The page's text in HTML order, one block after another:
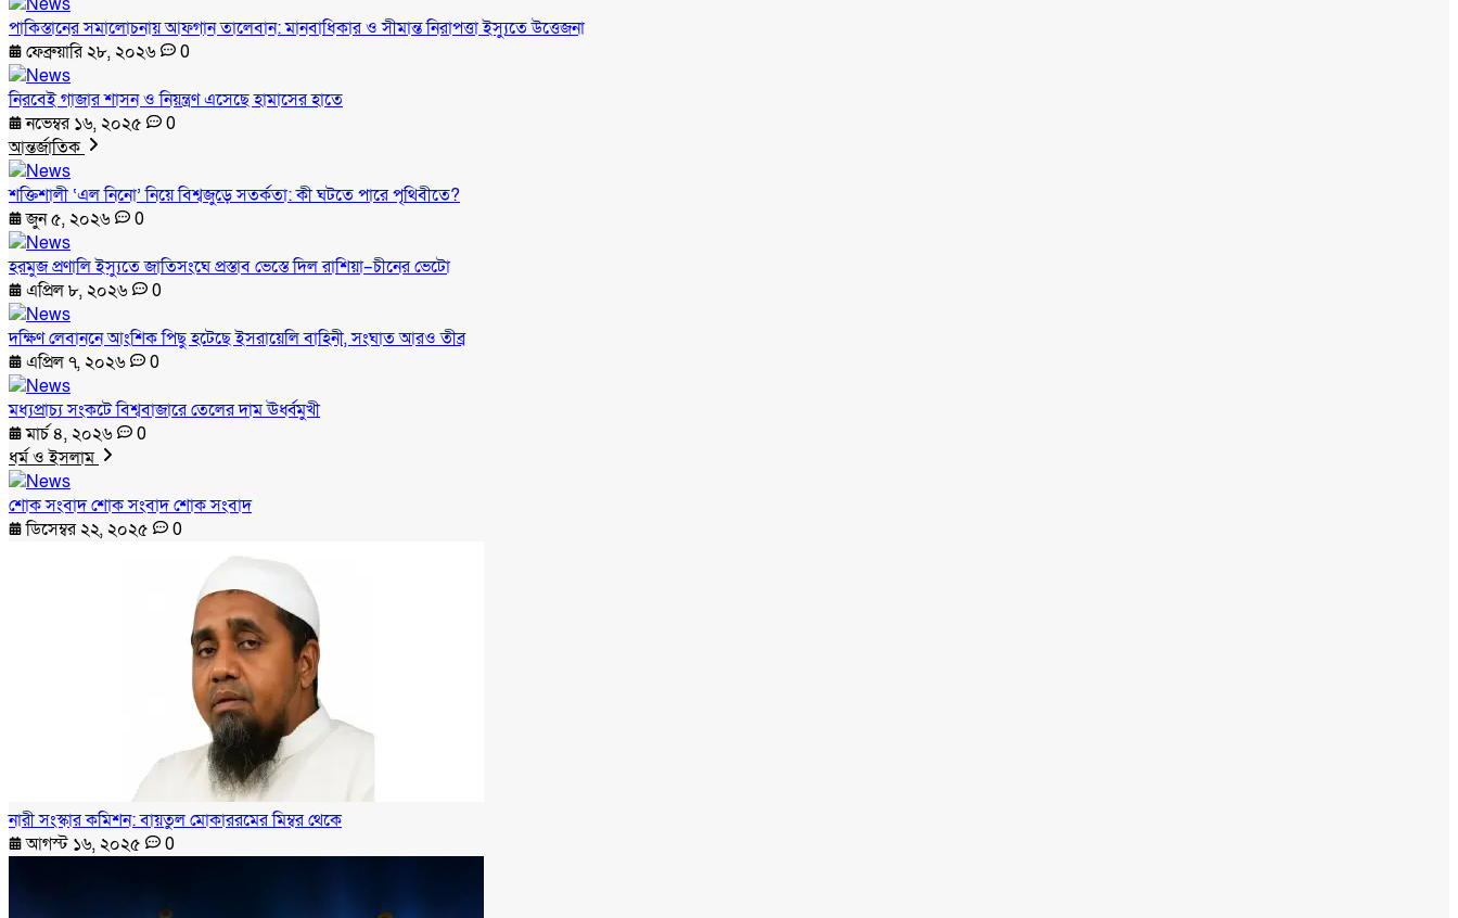
পাকিস্তানের সমালোচনায় আফগান তালেবান: মানবাধিকার ও সীমান্ত নিরাপত্তা ইস্যুতে উত্তেজনা
ফেব্রুয়ারি ২৮, ২০২৬
0
নিরবেই গাজার শাসন ও নিয়ন্ত্রণ এসেছে হামাসের হাতে
নভেম্বর ১৬, ২০২৫
0
আন্তর্জাতিক
শক্তিশালী ‘এল নিনো’ নিয়ে বিশ্বজুড়ে সতর্কতা: কী ঘটতে পারে পৃথিবীতে?
জুন ৫, ২০২৬
0
হরমুজ প্রণালি ইস্যুতে জাতিসংঘে প্রস্তাব ভেস্তে দিল রাশিয়া–চীনের ভেটো
এপ্রিল ৮, ২০২৬
0
দক্ষিণ লেবাননে আংশিক পিছু হটেছে ইসরায়েলি বাহিনী, সংঘাত আরও তীব্র
এপ্রিল ৭, ২০২৬
0
মধ্যপ্রাচ্য সংকটে বিশ্ববাজারে তেলের দাম ঊর্ধ্বমুখী
মার্চ ৪, ২০২৬
0
ধর্ম ও ইসলাম
শোক সংবাদ শোক সংবাদ শোক সংবাদ
ডিসেম্বর ২২, ২০২৫
0
নারী সংস্কার কমিশন: বায়তুল মোকাররমের মিম্বর থেকে
আগস্ট ১৬, ২০২৫
0